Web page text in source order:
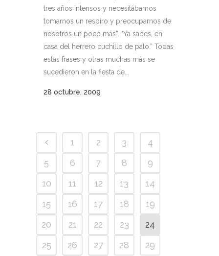
tres años intensos y necesitábamos
tomarnos un respiro y preocuparnos de
nosotros un poco más”. "Ya sabes, en
casa del herrero cuchillo de palo.” Todas
estas frases y otras muchas más se
sucedieron en la fiesta de...
28 octubre, 2009
1 2 3
4
5
6 7 8
9
10
11 12 13
14
15
16 17 18
19
20
21 22 23
24
25
26 27 28
29